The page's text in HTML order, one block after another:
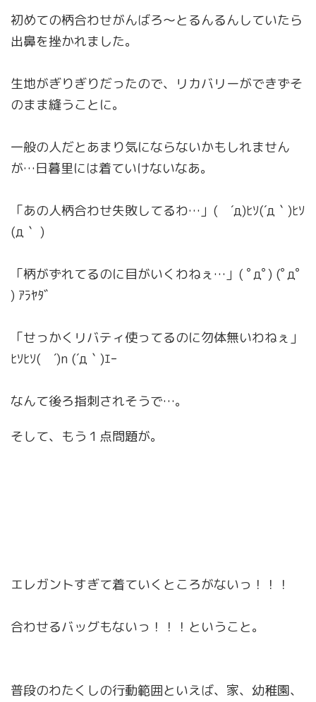
初めての柄合わせがんばろ〜とるんるんしていたら
出鼻を挫かれました。
生地がぎりぎりだったので、リカバリーができずそ
のまま縫うことに。
一般の人だとあまり気にならないかもしれません
が…日暮里には着ていけないなあ。
「あの人柄合わせ失敗してるわ…」( ´д)ﾋｿ(´д｀)ﾋｿ
(д｀ )
「柄がずれてるのに目がいくわねぇ…」( ﾟдﾟ) (ﾟдﾟ
) ｱﾗﾔﾀﾞ
「せっかくリバティ使ってるのに勿体無いわねぇ」
ﾋｿﾋｿ( ´)n (´д｀)ｴｰ
なんて後ろ指刺されそうで…。
そして、もう１点問題が。
エレガントすぎて着ていくところがないっ！！！
合わせるバッグもないっ！！！ということ。
普段のわたくしの行動範囲といえば、家、幼稚園、